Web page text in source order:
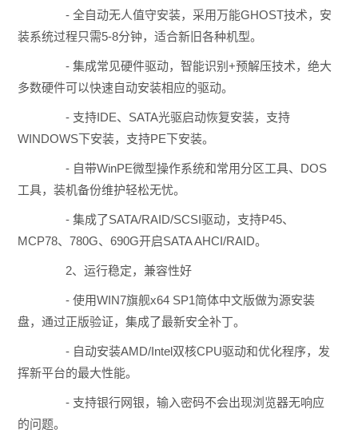
- 全自动无人值守安装，采用万能GHOST技术，安
装系统过程只需5-8分钟，适合新旧各种机型。
- 集成常见硬件驱动，智能识别+预解压技术，绝大
多数硬件可以快速自动安装相应的驱动。
- 支持IDE、SATA光驱启动恢复安装，支持
WINDOWS下安装，支持PE下安装。
- 自带WinPE微型操作系统和常用分区工具、DOS
工具，装机备份维护轻松无忧。
- 集成了SATA/RAID/SCSI驱动，支持P45、
MCP78、780G、690G开启SATA AHCI/RAID。
2、运行稳定，兼容性好
- 使用WIN7旗舰x64 SP1简体中文版做为源安装
盘，通过正版验证，集成了最新安全补丁。
- 自动安装AMD/Intel双核CPU驱动和优化程序，发
挥新平台的最大性能。
- 支持银行网银，输入密码不会出现浏览器无响应
的问题。